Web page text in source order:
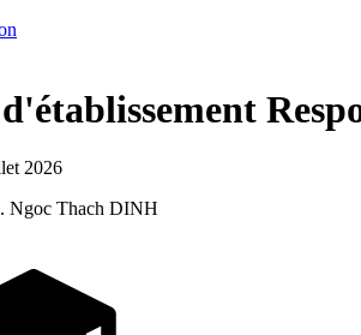
2026
Ngoc Thach DINH